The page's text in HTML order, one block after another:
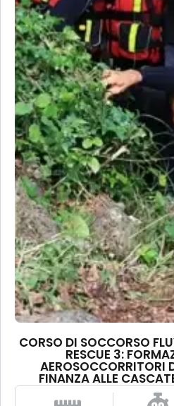
CORSO DI SOCCORSO
RESCUE 3:
AEROSOCCORRITORI
FINANZA ALLE